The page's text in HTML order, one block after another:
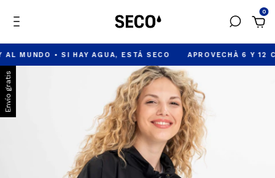
0
• SI HAY AGUA, ESTÁ SECO APROVECHÀ 6 Y 12
Envío gratis